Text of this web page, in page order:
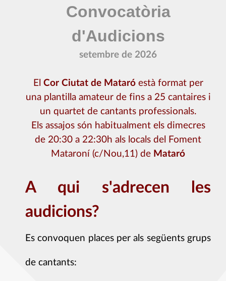
Convocatòria
d'Audicions
setembre de 2026
El Cor Ciutat de Mataróestà format per
una plantilla amateur de fins a 25 cantaires i
un quartet de cantants professionals.
Els assajos són habitualment els dimecres
de 20:30 a 22:30h als locals del Foment
Mataroní (c/Nou,11) de Mataró
A qui s'adrecen les
audicions?
Es convoquen places per als següents grups
de cantants: